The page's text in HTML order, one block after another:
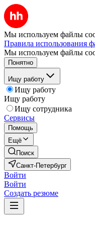
Мы используем файлы
Правила использования
Мы используем файлы
Понятно
Ищу работу
Ищу работу
Ищу работу
Ищу сотрудника
Сервисы
Помощь
Ещё
Поиск
Санкт-Петербург
Войти
Войти
Создать резюме